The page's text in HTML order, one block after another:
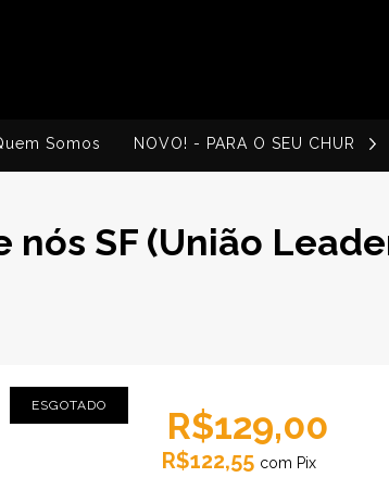
Somos NOVO! - PARA O SEU
SF (União
ESGOTADO R$129,00
R$122,55 com Pix